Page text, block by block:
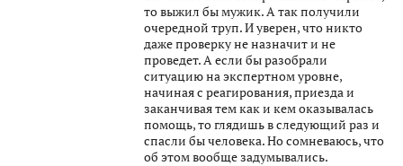
то выжил бы мужик. А так получили
очередной труп. И уверен, что никто
даже проверку не назначит и не
проведет. А если бы разобрали
ситуацию на экспертном уровне,
начиная с реагирования, приезда и
заканчивая тем как и кем оказывалась
помощь, то глядишь в следующий раз и
спасли бы человека. Но сомневаюсь, что
об этом вообще задумывались.